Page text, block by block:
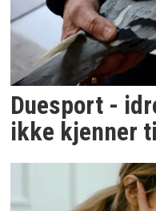
Duesport -
ikke kjenner til